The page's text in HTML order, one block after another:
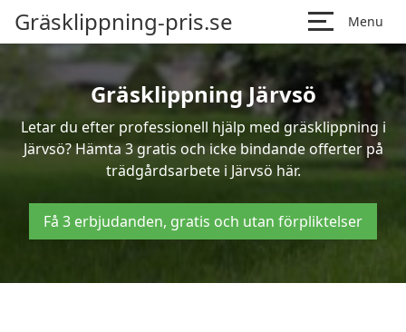
Gräsklippning-pris.se Menu
Gräsklippning Järvsö
Letar du efter professionell hjälp med gräsklippning i
Järvsö? Hämta 3 gratis och icke bindande offerter på
trädgårdsarbete i Järvsö här.
Få 3 erbjudanden, gratis och utan förpliktelser